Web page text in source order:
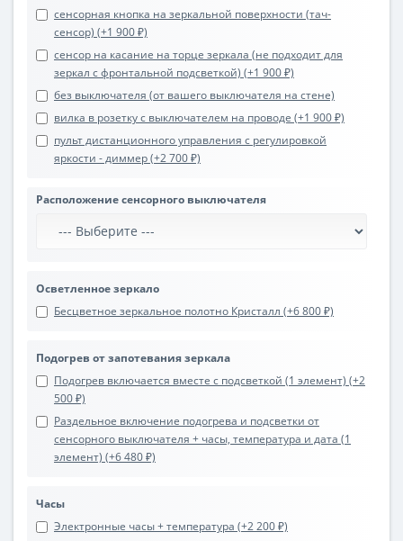
сенсорная кнопка на зеркальной поверхности (тач-
сенсор) (+1 900 ₽)
сенсор на касание на торце зеркала (не подходит для
зеркал с фронтальной подсветкой) (+1 900 ₽)
без выключателя (от вашего выключателя на стене)
вилка в розетку с выключателем на проводе (+1 900 ₽)
пульт дистанционного управления с регулировкой
яркости - диммер (+2 700 ₽)
Расположение сенсорного выключателя
Осветленное зеркало
Бесцветное зеркальное полотно Кристалл (+6 800 ₽)
Подогрев от запотевания зеркала
Подогрев включается вместе с подсветкой (1 элемент) (+2
500 ₽)
Раздельное включение подогрева и подсветки от
сенсорного выключателя + часы, температура и дата (1
элемент) (+6 480 ₽)
Часы
Электронные часы + температура (+2 200 ₽)